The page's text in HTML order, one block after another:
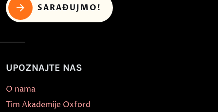
SARAĐUJMO!
UPOZNAJTE NAS
O nama
Tim Akademije Oxford